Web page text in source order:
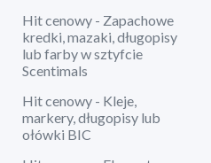
Hit cenowy - Zapachowe
kredki, mazaki, długopisy
lub farby w sztyfcie
Scentimals
Hit cenowy - Kleje,
markery, długopisy lub
ołówki BIC